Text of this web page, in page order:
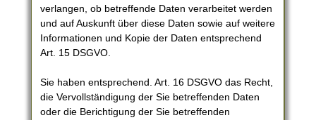
verlangen, ob betreffende Daten verarbeitet werden
und auf Auskunft über diese Daten sowie auf weitere
Informationen und Kopie der Daten entsprechend
Art. 15 DSGVO.
Sie haben entsprechend. Art. 16 DSGVO das Recht,
die Vervollständigung der Sie betreffenden Daten
oder die Berichtigung der Sie betreffenden